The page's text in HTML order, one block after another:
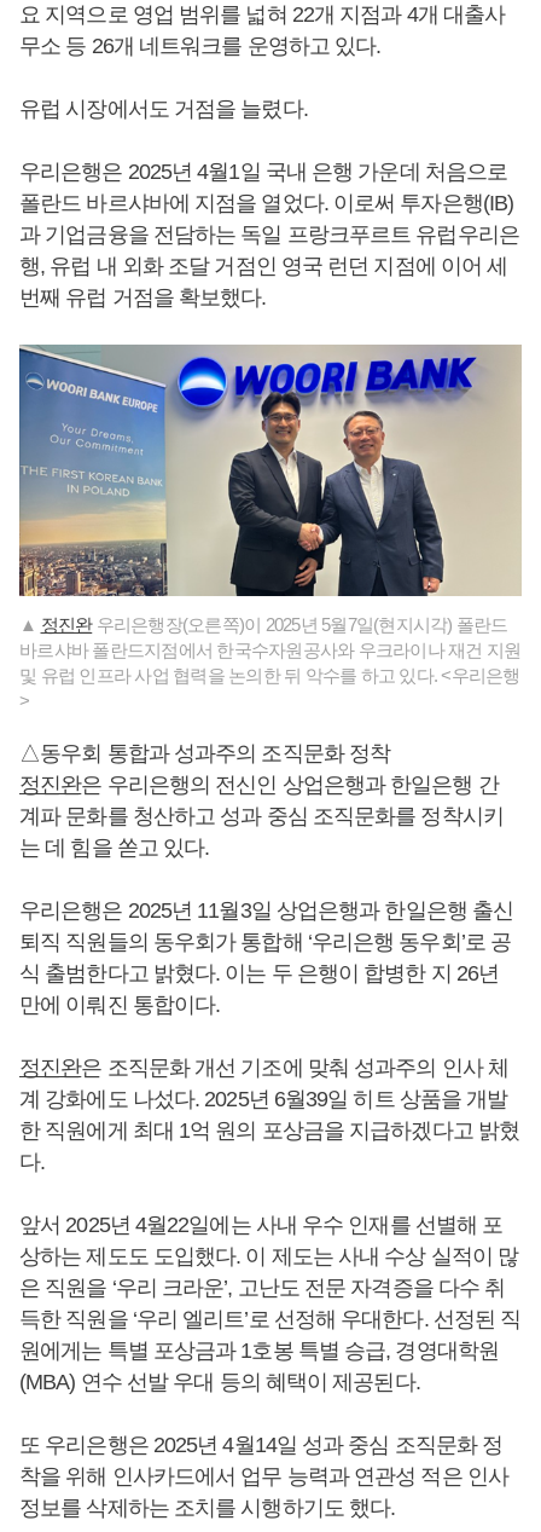
요 지역으로 영업 범위를 넓혀 22개 지점과 4개 대출사
무소 등 26개 네트워크를 운영하고 있다.
유럽 시장에서도 거점을 늘렸다.
우리은행은 2025년 4월1일 국내 은행 가운데 처음으로
폴란드 바르샤바에 지점을 열었다. 이로써 투자은행(IB)
과 기업금융을 전담하는 독일 프랑크푸르트 유럽우리은
행, 유럽 내 외화 조달 거점인 영국 런던 지점에 이어 세
번째 유럽 거점을 확보했다.
▲ 정진완우리은행장(오른쪽)이 2025년 5월7일(현지시각) 폴란드
바르샤바 폴란드지점에서 한국수자원공사와 우크라이나 재건 지원
및 유럽 인프라 사업 협력을 논의한 뒤 악수를 하고 있다. <우리은행
>
△동우회 통합과 성과주의 조직문화 정착
정진완은 우리은행의 전신인 상업은행과 한일은행 간
계파 문화를 청산하고 성과 중심 조직문화를 정착시키
는 데 힘을 쏟고 있다.
우리은행은 2025년 11월3일 상업은행과 한일은행 출신
퇴직 직원들의 동우회가 통합해 ‘우리은행 동우회’로 공
식 출범한다고 밝혔다. 이는 두 은행이 합병한 지 26년
만에 이뤄진 통합이다.
정진완은 조직문화 개선 기조에 맞춰 성과주의 인사 체
계 강화에도 나섰다. 2025년 6월39일 히트 상품을 개발
한 직원에게 최대 1억 원의 포상금을 지급하겠다고 밝혔
다.
앞서 2025년 4월22일에는 사내 우수 인재를 선별해 포
상하는 제도도 도입했다. 이 제도는 사내 수상 실적이 많
은 직원을 ‘우리 크라운’, 고난도 전문 자격증을 다수 취
득한 직원을 ‘우리 엘리트’로 선정해 우대한다. 선정된 직
원에게는 특별 포상금과 1호봉 특별 승급, 경영대학원
(MBA) 연수 선발 우대 등의 혜택이 제공된다.
또 우리은행은 2025년 4월14일 성과 중심 조직문화 정
착을 위해 인사카드에서 업무 능력과 연관성 적은 인사
정보를 삭제하는 조치를 시행하기도 했다.